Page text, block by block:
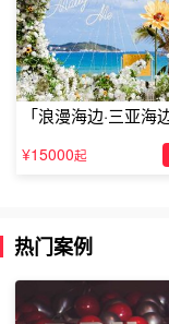
无
上述TellLove潮州
酒店等相关内容，
解更多关于潮州能
TellLove潮州浪漫策
「浪漫海边·三亚海
漫求婚」
¥15000起
热门案例